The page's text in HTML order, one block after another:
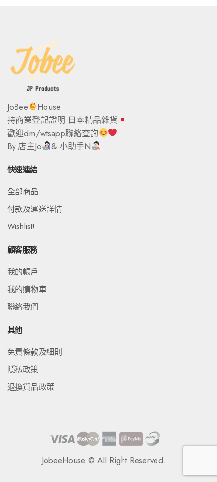
JoBee
House
持商業登記證明 日本精品雜貨
歡迎dm/wtsapp聯絡查詢
By 店主Jo
& 小助手N
快速連結
全部商品
付款及運送詳情
Wishlist!
顧客服務
我的帳戶
我的購物車
聯絡我們
其他
免責條款及細則
隱私政策
退換貨品政策
JobeeHouse © All Right Reserved.